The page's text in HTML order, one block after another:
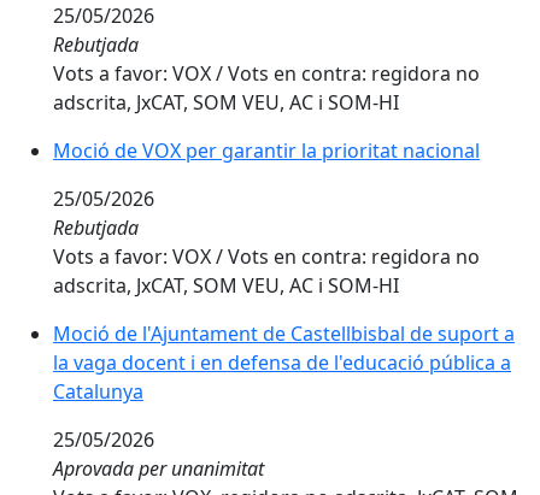
25/05/2026
Rebutjada
Vots a favor: VOX / Vots en contra: regidora no
adscrita, JxCAT, SOM VEU, AC i SOM-HI
Moció de VOX per garantir la prioritat nacional
25/05/2026
Rebutjada
Vots a favor: VOX / Vots en contra: regidora no
adscrita, JxCAT, SOM VEU, AC i SOM-HI
Moció de l'Ajuntament de Castellbisbal de suport a
la vaga docent i en defensa de l'educació pública a
Catalunya
25/05/2026
Aprovada per unanimitat